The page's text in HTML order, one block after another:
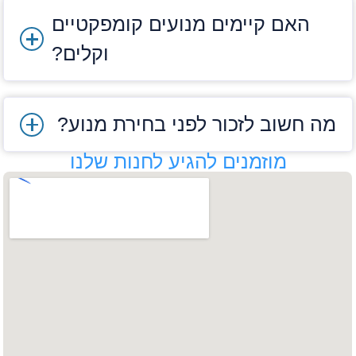
איך לבחור מנוע לאופניים
בעת בחירת מנוע, כדאי לשקול מספר פרמטרים.
בנוסף , חשוב לבדוק התאמה בין המנוע לסוללה
ולצרכים האישיים:
האם קיימים מנועים קומפקטיים
וקלים?
מה חשוב לזכור לפני בחירת מנוע?
מוזמנים להגיע לחנות שלנו